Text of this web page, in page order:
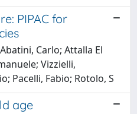
PIPAC for
Carlo; Attalla El
Vizzielli,
Pacelli, Fabio; Rotolo, S
age